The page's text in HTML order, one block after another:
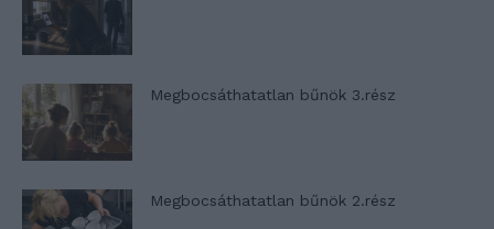
Megbocsáthatatlan bűnök 3.rész
Megbocsáthatatlan bűnök 2.rész